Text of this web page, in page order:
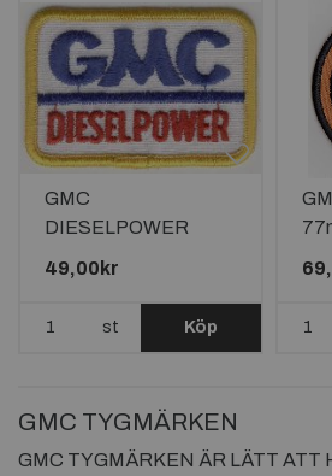
GMC
DIESELPOWER
TYGMÄRKE
75x52mm
49,00kr
st Köp
GMC TYGMÄRKEN
GMC TYGMÄRKEN ÄR LÄTT ATT